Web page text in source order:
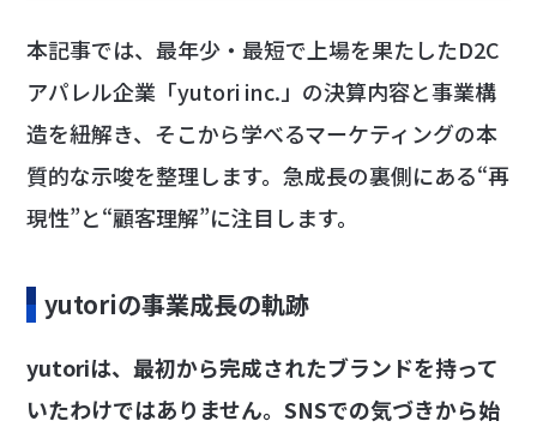
本記事では、最年少・最短で上場を果たしたD2C
アパレル企業「yutori inc.」の決算内容と事業構
造を紐解き、そこから学べるマーケティングの本
質的な示唆を整理します。急成長の裏側にある“再
現性”と“顧客理解”に注目します。
yutoriの事業成長の軌跡
yutoriは、最初から完成されたブランドを持って
いたわけではありません。SNSでの気づきから始